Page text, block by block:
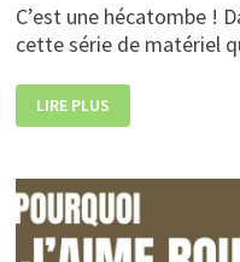
C’est une hécatombe !
cette série de matériel
MON
MATERIEL
ME
LIRE PLUS